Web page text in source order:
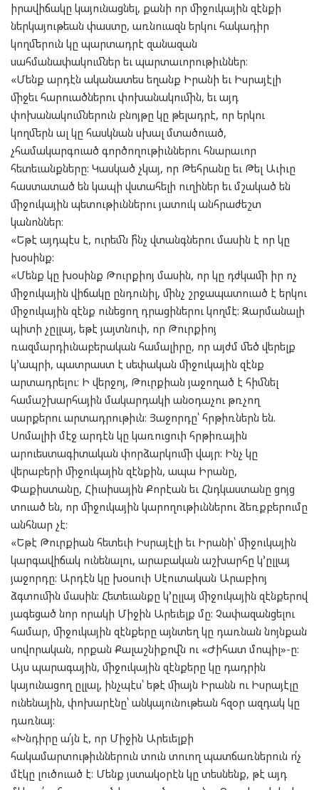
իրավիճակը կայունացնել, քանի որ միջուկային զէնքի
ներկայութեան փաստը, առնուազն երկու հակադիր
կողմերուն կը պարտադրէ զանազան
սահմանափակումներ եւ պարտաւորութիւններ։
«Մենք արդէն ականատես եղանք Իրանի եւ Իսրայէլի
միջեւ հարուածներու փոխանակումին, եւ այդ
փոխանակումներուն բնոյթը կը թելադրէ, որ երկու
կողմերն ալ կը հասկնան սխալ մտածուած,
չհամակարգուած գործողութիւններու հնարաւոր
հետեւանքները: Կասկած չկայ, որ Թեհրանը եւ Թել Աւիւը
հաստատած են կապի վստահելի ուղիներ եւ մշակած են
միջուկային պետութիւններու յատուկ անհրաժեշտ
կանոններ։
«Եթէ այդպէս է, ուրեմն ի՞նչ վտանգներու մասին է որ կը
խօսինք:
«Մենք կը խօսինք Թուրքիոյ մասին, որ կը դժկամի իր ոչ
միջուկային վիճակը ընդունիլ, մինչ շրջապատուած է երկու
միջուկային զէնք ունեցող դրացիներու կողմէ: Զարմանալի
պիտի չըլլայ, եթէ յայտնուի, որ Թուրքիոյ
ռազմարդիւնաբերական համալիրը, որ այժմ մեծ վերելք
կ՚ապրի, պատրաստ է սեփական միջուկային զէնք
արտադրելու։ Ի վերջոյ, Թուրքիան յաջողած է հիմնել
համաշխարհային մակարդակի անօդաչու թռչող
սարքերու արտադրութիւն։ Յաջորդը՝ հրթիռներն են.
Սոմալիի մէջ արդէն կը կառուցուի հրթիռային
արուեստագիտական փորձարկումի վայր: Ինչ կը
վերաբերի միջուկային զէնքին, ապա Իրանը,
Փաքիստանը, Հիւսիսային Քորէան եւ Հնդկաստանը ցոյց
տուած են, որ միջուկային կարողութիւններու ձեռքբերումը
անհնար չէ։
«Եթէ Թուրքիան հետեւի Իսրայէլի եւ Իրանի՝ միջուկային
կարգավիճակ ունենալու, արաբական աշխարհը կ՚ըլլայ
յաջորդը: Արդէն կը խօսուի Սէուտական Արաբիոյ
ձգտումին մասին: Հետեւանքը կ՚ըլլայ միջուկային զէնքերով
յագեցած նոր որակի Միջին Արեւելք մը: Չափազանցելու
համար, միջուկային զէնքերը այնտեղ կը դառնան նոյնքան
սովորական, որքան Քալաշնիքովն ու «Ժիհատ մոպիլ»-ը:
Այս պարագային, միջուկային զէնքերը կը դադրին
կայունացող ըլլալ, ինչպէս՝ եթէ միայն Իրանն ու Իսրայէլը
ունենային, փոխարէնը՝ անկայունութեան հզօր ազդակ կը
դառնայ:
«Խնդիրը ա՛յն է, որ Միջին Արեւելքի
հակամարտութիւններուն տուն տուող պատճառներուն ո՛չ
մէկը լուծուած է։ Մենք յստակօրէն կը տեսնենք, թէ այդ